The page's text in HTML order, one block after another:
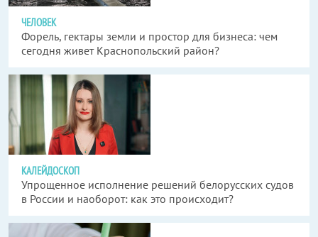
ЧЕЛОВЕК
Форель, гектары земли и простор для бизнеса: чем
сегодня живет Краснопольский район?
КАЛЕЙДОСКОП
Упрощенное исполнение решений белорусских судов
в России и наоборот: как это происходит?